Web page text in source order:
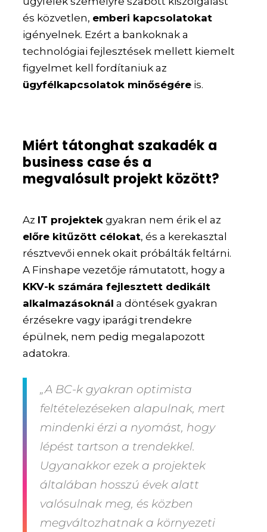
és közvetlen, emberi kapcsolatokat
igényelnek. Ezért a bankoknak a
technológiai fejlesztések mellett kiemelt
figyelmet kell fordítaniuk az
ügyfélkapcsolatok minőségére is.
Miért tátonghat szakadék a
business case és a
megvalósult projekt között?
Az IT projektek gyakran nem érik el az
előre kitűzött célokat, és a kerekasztal
résztvevői ennek okait próbálták feltárni.
A Finshape vezetője rámutatott, hogy a
KKV-k számára fejlesztett dedikált
alkalmazásoknál a döntések gyakran
érzésekre vagy iparági trendekre
épülnek, nem pedig megalapozott
adatokra.
„A BC-k gyakran optimista
feltételezéseken alapulnak, mert
mindenki érzi a nyomást, hogy
lépést tartson a trendekkel.
Ugyanakkor ezek a projektek
általában hosszú évek alatt
valósulnak meg, és közben
megváltozhatnak a környezeti